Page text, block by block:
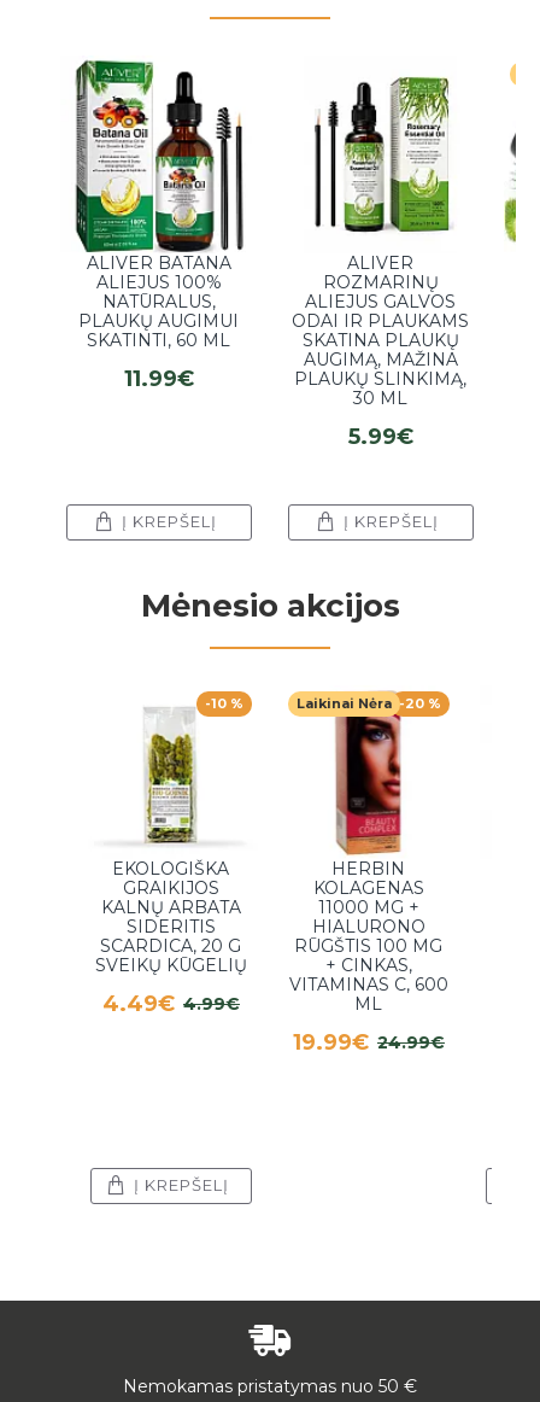
ALIVER BATANA
ALIEJUS 100%
NATŪRALUS,
PLAUKŲ AUGIMUI
SKATINTI, 60 ML
11.99€
Į KREPŠELĮ
ALIVER
ROZMARINŲ
ALIEJUS GALVOS
ODAI IR PLAUKAMS
SKATINA PLAUKŲ
AUGIMĄ, MAŽINA
PLAUKŲ SLINKIMĄ,
30 ML
5.99€
Į KREPŠELĮ
Mėnesio akcijos
-10 %
EKOLOGIŠKA
GRAIKIJOS
KALNŲ ARBATA
SIDERITIS
SCARDICA, 20 G
SVEIKŲ KŪGELIŲ
4.49€ 4.99€
Į KREPŠELĮ
-20 %
Laikinai Nėra
HERBIN
KOLAGENAS
11000 MG +
HIALURONO
RŪGŠTIS 100 MG
+ CINKAS,
VITAMINAS C, 600
ML
19.99€ 24.99€
Nemokamas pristatymas nuo 50 €